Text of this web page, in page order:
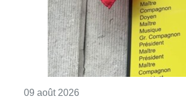
09 août 2026